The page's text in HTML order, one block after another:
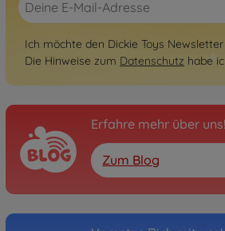
Ich möchte den Dickie Toys
Die Hinweise zum Datenschutz habe
Erfahre mehr über uns!
Zum Blog